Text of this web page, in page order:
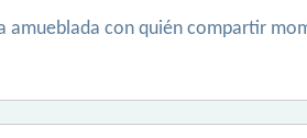
amueblada con quién compartir